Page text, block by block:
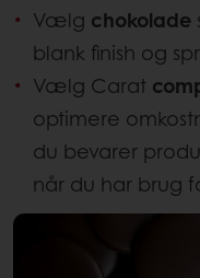
Vælg chokolade
blank finish og
Vælg Carat
optimere
du bevarer
når du har brug